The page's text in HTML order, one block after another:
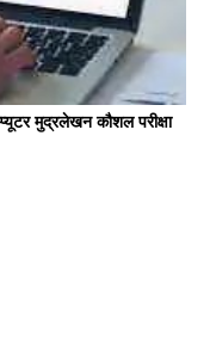
मुद्रलेखन कौशल परीक्षा